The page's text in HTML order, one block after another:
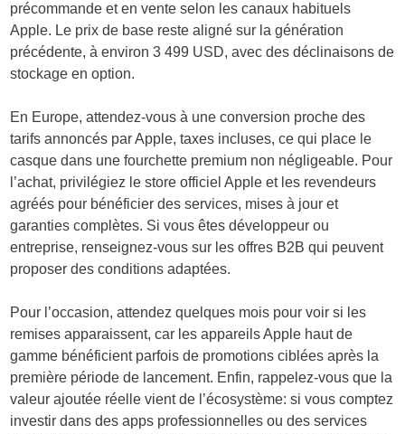
précommande et en vente selon les canaux habituels
Apple. Le prix de base reste aligné sur la génération
précédente, à environ 3 499 USD, avec des déclinaisons de
stockage en option.
En Europe, attendez-vous à une conversion proche des
tarifs annoncés par Apple, taxes incluses, ce qui place le
casque dans une fourchette premium non négligeable. Pour
l’achat, privilégiez le store officiel Apple et les revendeurs
agréés pour bénéficier des services, mises à jour et
garanties complètes. Si vous êtes développeur ou
entreprise, renseignez-vous sur les offres B2B qui peuvent
proposer des conditions adaptées.
Pour l’occasion, attendez quelques mois pour voir si les
remises apparaissent, car les appareils Apple haut de
gamme bénéficient parfois de promotions ciblées après la
première période de lancement. Enfin, rappelez-vous que la
valeur ajoutée réelle vient de l’écosystème: si vous comptez
investir dans des apps professionnelles ou des services